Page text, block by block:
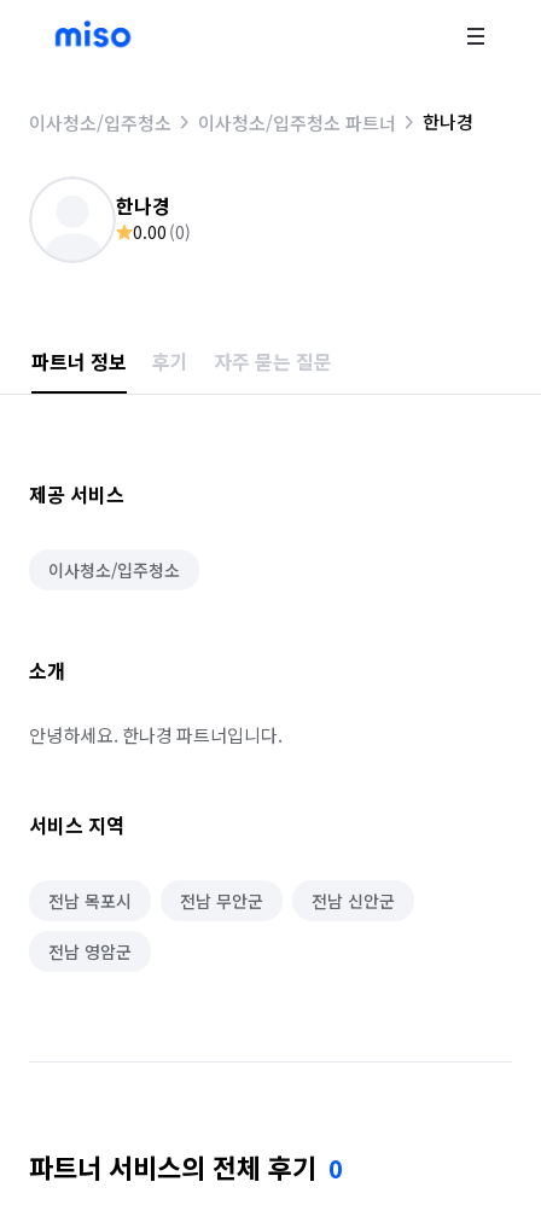
이사청소/입주청소 이사청소/입주청소 파트너 한나경
한나경
0.00 (0)
파트너 정보 후기 자주 묻는 질문
제공 서비스
이사청소/입주청소
소개
안녕하세요. 한나경 파트너입니다.
서비스 지역
전남 목포시 전남 무안군 전남 신안군
전남 영암군
파트너 서비스의 전체 후기 0